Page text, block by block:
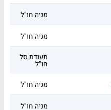
מניה חו"ל
מניה חו"ל
תעודת סל
חו"ל
מניה חו"ל
מניה חו"ל